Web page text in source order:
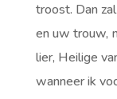
troost. Dan
en uw trouw,
lier, Heilige
wanneer ik